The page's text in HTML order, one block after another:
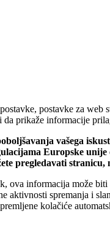
postavke za
prikaže informacije
vašega
Europske unije
pregledavati stranicu,
ova informacija može
spremanja i
kolačiće